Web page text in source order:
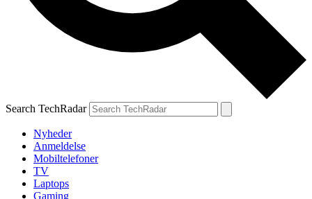
Search TechRadar
Nyheder
Anmeldelse
Mobiltelefoner
TV
Laptops
Gaming